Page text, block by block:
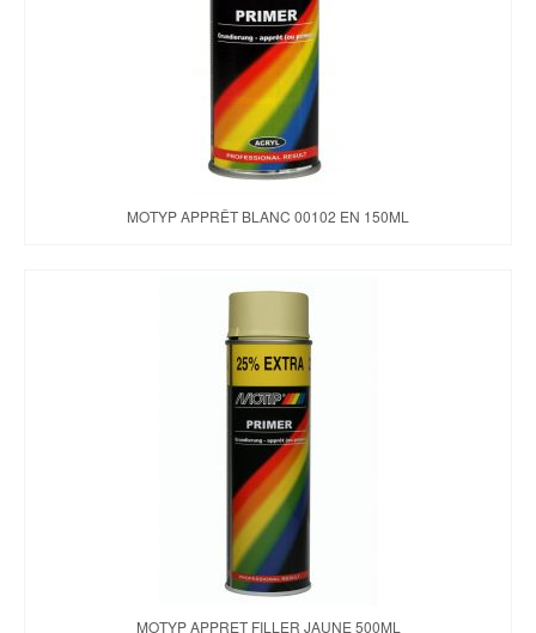
MOTYP APPRÊT BLANC 00102 EN 150ML
MOTYP APPRET FILLER JAUNE 500ML